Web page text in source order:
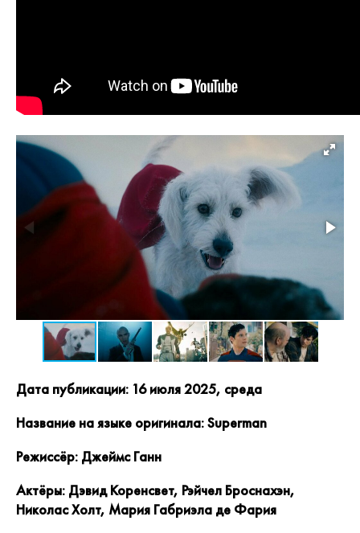
Дата публикации: 16 июля 2025, среда
Название на языке оригинала: Superman
Режиссёр: Джеймс Ганн
Актёры: Дэвид Коренсвет, Рэйчел Броснахэн,
Николас Холт, Мария Габриэла де Фария